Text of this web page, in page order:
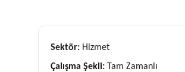
Sektör: Hizmet
Çalışma Şekli: Tam Zamanlı